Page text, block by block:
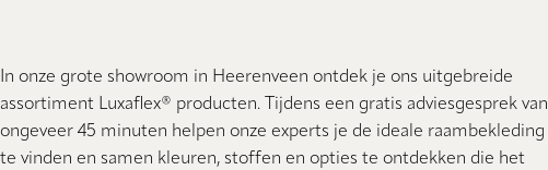
In onze grote showroom in Heerenveen ontdek je ons uitgebreide
assortiment Luxaflex® producten. Tijdens een gratis adviesgesprek van
ongeveer 45 minuten helpen onze experts je de ideale raambekleding
te vinden en samen kleuren, stoffen en opties te ontdekken die het